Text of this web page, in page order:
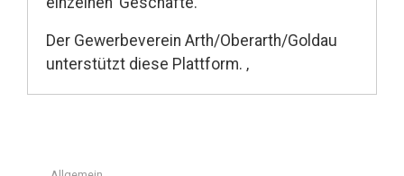
Der Gewerbeverein Arth/Oberarth/Goldau
unterstützt diese Plattform. ‚